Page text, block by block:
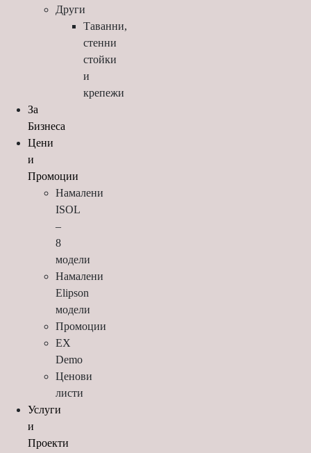
Други
Таванни,
стенни
стойки
и
крепежи
За
Бизнеса
Цени
и
Промоции
Намалени
ISOL
–
8
модели
Намалени
Elipson
модели
Промоции
EX
Demo
Ценови
листи
Услуги
и
Проекти